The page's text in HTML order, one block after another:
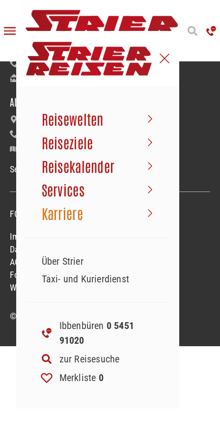
Reisewelten
Reiseziele
Reisekalender
Services
Karriere
Über Strier
Taxi- und Kurierdienst
Ibbenbüren 0 5451
91020
zur Reisesuche
Merkliste 0
Reiseanmeldung
Bäumerstraße 9–11 | 49477 Ibbenbüren
+49 5451 91020
info@strier.de
Abfahrt der Busse
Maybachstraße 22 | Gewerbegebiet Süd
Google Maps
Service-Hotline Mo.–Fr. 09.00–18.00 Uhr
© 2023 Strier Reisen GmbH & Co. KG
Impressum
Datenschutzerklärung
AGB
Formblatt
Widerruf Reiseversicherung
FOLGEN SIE UNS Folgen sie unsFolgen sie uns